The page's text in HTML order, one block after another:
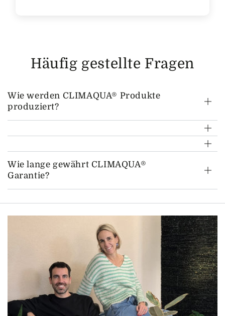
Häufig gestellte Fragen
Wie werden CLIMAQUA® Produkte
produziert?
Wie lange gewährt CLIMAQUA®
Garantie?